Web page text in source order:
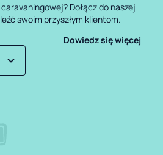
Dołącz do naszej
swoim przyszłym klientom.
Dowiedz się więcej